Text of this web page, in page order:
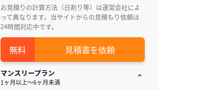
お見積りの計算方法（日割り等）は運営会社によ
って異なります。当サイトからの見積もり依頼は
24時間対応中です。
見積書を依頼
マンスリープラン
1ヶ月以上～6ヶ月未満